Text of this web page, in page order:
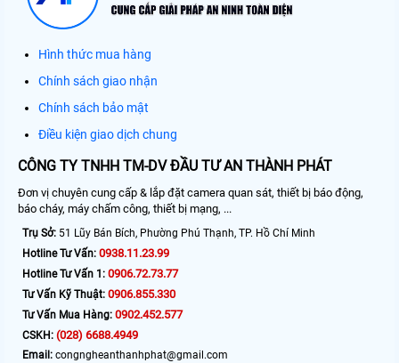
Hình thức mua hàng
Chính sách giao nhận
Chính sách bảo mật
Điều kiện giao dịch chung
CÔNG TY TNHH TM-DV ĐẦU TƯ AN THÀNH PHÁT
Đơn vị chuyên cung cấp & lắp đặt camera quan sát, thiết bị báo động,
báo cháy, máy chấm công, thiết bị mạng, ...
Trụ Sở: 51 Lũy Bán Bích, Phường Phú Thạnh, TP. Hồ Chí Minh
Hotline Tư Vấn: 0938.11.23.99
Hotline Tư Vấn 1: 0906.72.73.77
Tư Vấn Kỹ Thuật: 0906.855.330
Tư Vấn Mua Hàng: 0902.452.577
CSKH: (028) 6688.4949
Email: congngheanthanhphat@gmail.com